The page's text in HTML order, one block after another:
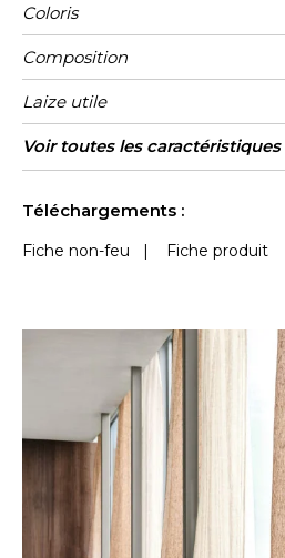
Coloris
Composition
Laize utile
Rétrécissement
Raccord
Sens
Poids g/m²
Performance
Accoustique
Usage
Entretien
Pays
d'origine
Rapport
Horizontal
Voir toutes les caractéristiques
Téléchargements :
Fiche non-feu | Fiche produit